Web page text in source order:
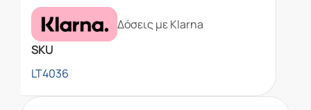
Δόσεις με Klarna
SKU
LT4036